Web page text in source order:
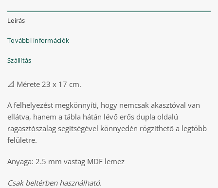
Leírás
További információk
Szállítás
📐 Mérete 23 x 17 cm.
A felhelyezést megkönnyíti, hogy nemcsak akasztóval van
ellátva, hanem a tábla hátán lévő erős dupla oldalú
ragasztószalag segítségével könnyedén rögzíthető a legtöbb
felületre.
Anyaga: 2.5 mm vastag MDF lemez
Csak beltérben használható.